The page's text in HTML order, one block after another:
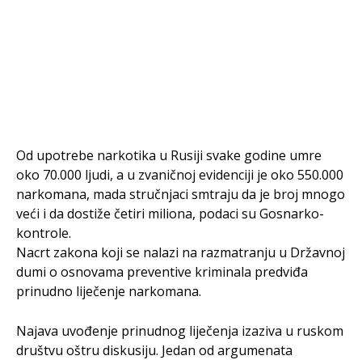
Od upotrebe narkotika u Rusiji svake godine umre
oko 70.000 ljudi, a u zvaničnoj evidenciji je oko 550.000
narkomana, mada stručnjaci smtraju da je broj mnogo
veći i da dostiže četiri miliona, podaci su Gosnarko-
kontrole.
Nacrt zakona koji se nalazi na razmatranju u Državnoj
dumi o osnovama preventive kriminala predviđa
prinudno liječenje narkomana.
Najava uvođenje prinudnog liječenja izaziva u ruskom
društvu oštru diskusiju. Jedan od argumenata